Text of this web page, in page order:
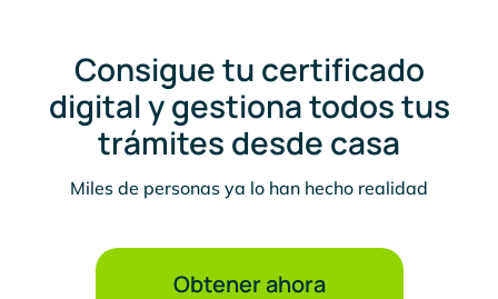
Consigue tu certificado
digital y gestiona todos tus
trámites desde casa
Miles de personas ya lo han hecho realidad
Obtener ahora